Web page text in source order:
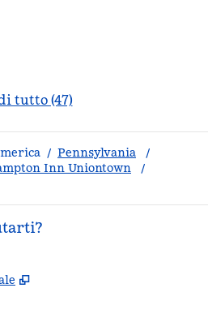
tutto (47)
/ Pennsylvania
/
Inn Uniontown
/
,